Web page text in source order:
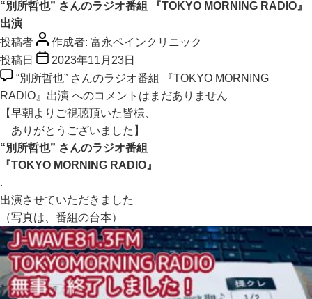
“別所哲也” さんのラジオ番組 『TOKYO MORNING RADIO』
出演
投稿者
作成者: 富永ペインクリニック
投稿日
2023年11月23日
“別所哲也” さんのラジオ番組 『TOKYO MORNING
RADIO』出演 へのコメントはまだありません
【早朝よりご視聴頂いた皆様、
ありがとうございました】
“別所哲也” さんのラジオ番組
『TOKYO MORNING RADIO』
.
出演させていただきました
（写真は、番組の台本）